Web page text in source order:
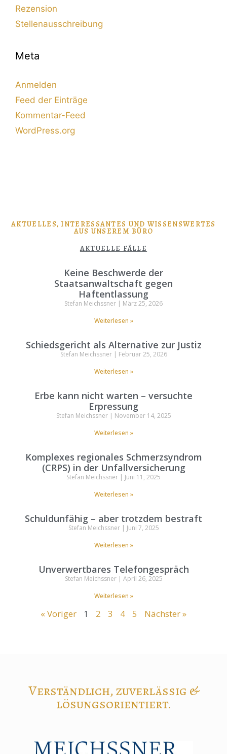
Rezension
Stellenausschreibung
Meta
Anmelden
Feed der Einträge
Kommentar-Feed
WordPress.org
AKTUELLES, INTERESSANTES UND WISSENSWERTES
AUS UNSEREM BÜRO
AKTUELLE FÄLLE
Keine Beschwerde der
Staatsanwaltschaft gegen
Haftentlassung
Stefan Meichssner
März 25, 2026
Weiterlesen »
Schiedsgericht als Alternative zur Justiz
Stefan Meichssner
Februar 25, 2026
Weiterlesen »
Erbe kann nicht warten – versuchte
Erpressung
Stefan Meichssner
November 14, 2025
Weiterlesen »
Komplexes regionales Schmerzsyndrom
(CRPS) in der Unfallversicherung
Stefan Meichssner
Juni 11, 2025
Weiterlesen »
Schuldunfähig – aber trotzdem bestraft
Stefan Meichssner
Juni 7, 2025
Weiterlesen »
Unverwertbares Telefongespräch
Stefan Meichssner
April 26, 2025
Weiterlesen »
« Voriger 1 2 3 4 5 Nächster »
Verständlich, zuverlässig &
lösungsorientiert.